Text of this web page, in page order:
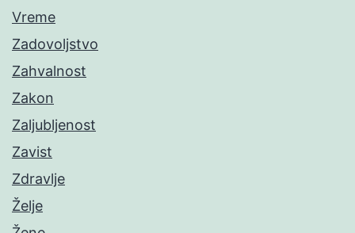
Vreme
Zadovoljstvo
Zahvalnost
Zakon
Zaljubljenost
Zavist
Zdravlje
Želje